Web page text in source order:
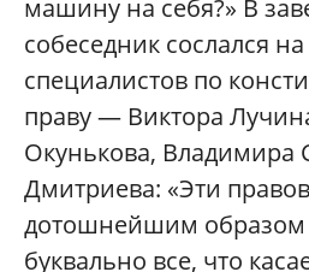
машину на себя?» В
собеседник сослался
специалистов по
праву — Виктора
Окунькова, Владимира
Дмитриева: «Эти
дотошнейшим образом
буквально все, что